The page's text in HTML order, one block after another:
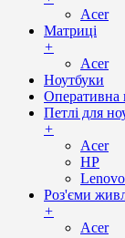
Acer
Матриці
+
Acer
Ноутбуки
Оперативна
Петлі для
+
Acer
HP
Lenovo
Роз'єми
+
Acer